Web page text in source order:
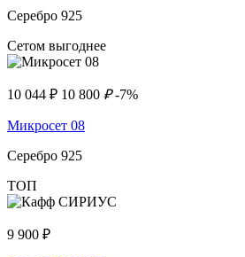
Серебро 925
Сетом выгоднее
10 044 ₽ 10 800 ₽ -7%
Микросет 08
Серебро 925
ТОП
9 900 ₽